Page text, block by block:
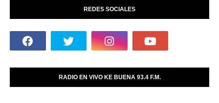
REDES SOCIALES
RADIO EN VIVO KE BUENA 93.4 F.M.